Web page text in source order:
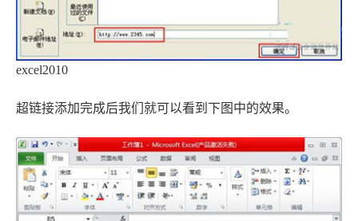
excel2010
超链接添加完成后我们就可以看到下图中的效果。